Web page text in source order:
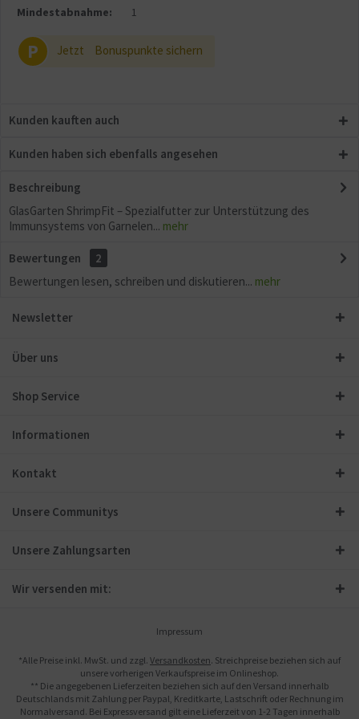
Mindestabnahme:
1
P Jetzt Bonuspunkte sichern
Kunden kauften auch
Kunden haben sich ebenfalls angesehen
Beschreibung
GlasGarten ShrimpFit – Spezialfutter zur Unterstützung des
Immunsystems von Garnelen... mehr
Bewertungen
2
Bewertungen lesen, schreiben und diskutieren... mehr
Newsletter
Über uns
Shop Service
Informationen
Kontakt
Unsere Communitys
Unsere Zahlungsarten
Wir versenden mit:
Impressum
*Alle Preise inkl. MwSt. und zzgl. Versandkosten. Streichpreise beziehen sich auf
unsere vorherigen Verkaufspreise im Onlineshop.
** Die angegebenen Lieferzeiten beziehen sich auf den Versand innerhalb
Deutschlands mit Zahlung per Paypal, Kreditkarte, Lastschrift oder Rechnung im
Normalversand. Bei Expressversand gilt eine Lieferzeit von 1-2 Tagen innerhalb